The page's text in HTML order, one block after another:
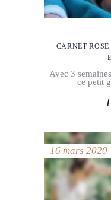
CARNET
Avec 3
ce petit
16 mars 2020